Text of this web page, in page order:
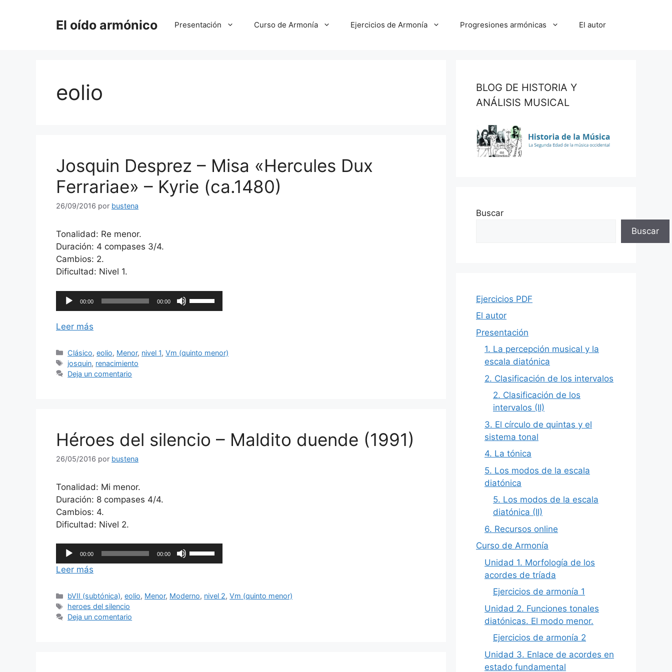
El oído armónico Presentación Curso de Armonía Ejercicios de Armonía Progresiones armónicas El autor
eolio
Josquin Desprez – Misa «Hercules Dux
Ferrariae» – Kyrie (ca.1480)
26/09/2016 por bustena
Tonalidad: Re menor.
Duración: 4 compases 3/4.
Cambios: 2.
Dificultad: Nivel 1.
Reproductor
de
audio
00:00 00:00
las
arriba/abajo
volumen.
Leer más
Categorías
Clásico,eolio, Menor, nivel 1,Vm (quinto menor)
Etiquetas
josquin, renacimiento
Deja un comentario
Héroes del silencio – Maldito duende (1991)
26/05/2016 por bustena
Tonalidad: Mi menor.
Duración: 8 compases 4/4.
Cambios: 4.
Dificultad: Nivel 2.
Reproductor
de
audio
00:00 00:00
Utiliza
las
flecha
Leer más
Categorías
bVII (subtónica),eolio, Menor, Moderno, nivel 2,Vm (quinto menor)
Etiquetas
heroes del silencio
Deja un comentario
BLOG DE HISTORIA Y
ANÁLISIS MUSICAL
Buscar
Buscar
Ejercicios PDF
El autor
Presentación
1. La percepción musical y la
escala diatónica
2. Clasificación de los intervalos
2. Clasificación de los
intervalos (II)
3. El círculo de quintas y el
sistema tonal
4. La tónica
5. Los modos de la escala
diatónica
5. Los modos de la escala
diatónica (II)
6. Recursos online
Curso de Armonía
Unidad 1. Morfología de los
acordes de tríada
Ejercicios de armonía 1
Unidad 2. Funciones tonales
diatónicas. El modo menor.
Ejercicios de armonía 2
Unidad 3. Enlace de acordes en
estado fundamental